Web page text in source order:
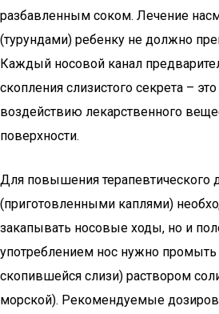
разбавленным соком. Лечение
(турундами) ребенку не должно
Каждый носовой канал
скопления слизистого секрета –
воздействию лекарственного
поверхности.
Для повышения терапевтического
(приготовленными каплями)
закапывать носовые ходы, но и
употреблением нос нужно промыть
скопившейся слизи) раствором
морской). Рекомендуемые